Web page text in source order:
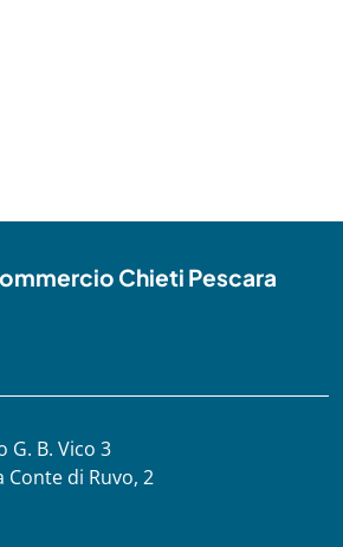
Chieti Pescara
G. B. Vico 3
Conte di Ruvo, 2